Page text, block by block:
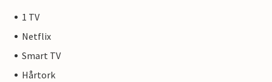
1 TV
Netflix
Smart TV
Hårtork